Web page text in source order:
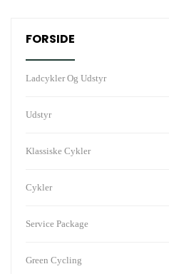
FORSIDE
Ladcykler Og Udstyr
Udstyr
Klassiske Cykler
Cykler
Service Package
Green Cycling